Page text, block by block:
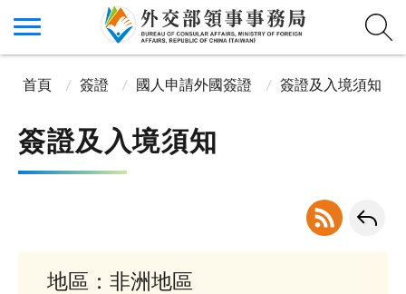
首頁 簽證 國人申請外國簽證 簽證及入境須知
簽證及入境須知
地區：非洲地區